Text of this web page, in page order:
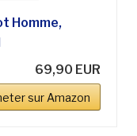
Homme,
69,90 EUR
sur Amazon